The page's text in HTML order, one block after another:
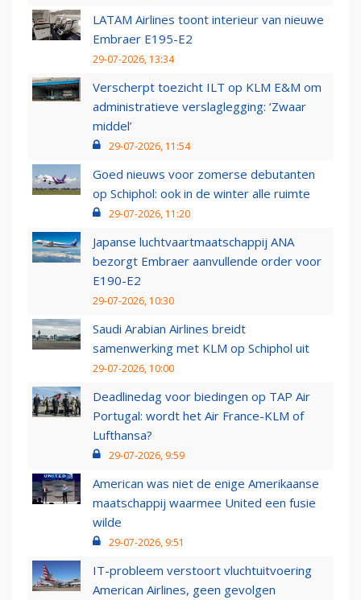
LATAM Airlines toont interieur van nieuwe
Embraer E195-E2
29-07-2026, 13:34
Verscherpt toezicht ILT op KLM E&M om
administratieve verslaglegging: ‘Zwaar
middel’
29-07-2026, 11:54
Goed nieuws voor zomerse debutanten
op Schiphol: ook in de winter alle ruimte
29-07-2026, 11:20
Japanse luchtvaartmaatschappij ANA
bezorgt Embraer aanvullende order voor
E190-E2
29-07-2026, 10:30
Saudi Arabian Airlines breidt
samenwerking met KLM op Schiphol uit
29-07-2026, 10:00
Deadlinedag voor biedingen op TAP Air
Portugal: wordt het Air France-KLM of
Lufthansa?
29-07-2026, 9:59
American was niet de enige Amerikaanse
maatschappij waarmee United een fusie
wilde
29-07-2026, 9:51
IT-probleem verstoort vluchtuitvoering
American Airlines, geen gevolgen